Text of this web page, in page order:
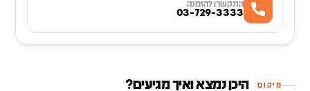
התקשרו להזמנה
03-729-3333
מיקום היכן נמצא ואיך מגיעים?